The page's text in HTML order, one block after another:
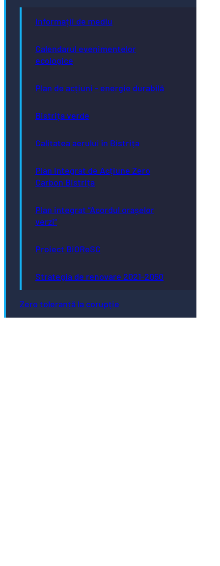
Informații de mediu
Calendarul evenimentelor
ecologice
Plan de acțiuni - energie durabilă
Bistrița verde
Calitatea aerului în Bistrița
Plan Integrat de Acțiune Zero
Carbon Bistrița
Plan integrat “Acordul orașelor
verzi”
Proiect BiOReSC
Strategia de renovare 2021-2050
Zero toleranță la corupție